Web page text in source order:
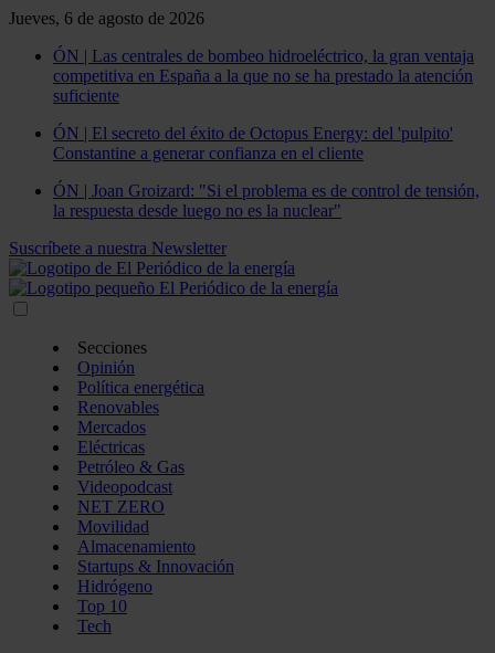
Jueves, 6 de agosto de 2026
ÓN | Las centrales de bombeo hidroeléctrico, la gran ventaja
competitiva en España a la que no se ha prestado la atención
suficiente
ÓN | El secreto del éxito de Octopus Energy: del 'pulpito'
Constantine a generar confianza en el cliente
ÓN | Joan Groizard: "Si el problema es de control de tensión,
la respuesta desde luego no es la nuclear"
Suscríbete a nuestra Newsletter
Secciones
Opinión
Política energética
Renovables
Mercados
Eléctricas
Petróleo & Gas
Videopodcast
NET ZERO
Movilidad
Almacenamiento
Startups & Innovación
Hidrógeno
Top 10
Tech